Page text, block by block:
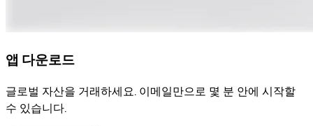
앱 다운로드
글로벌 자산을 거래하세요. 이메일만으로 몇 분 안에 시작할
수 있습니다.